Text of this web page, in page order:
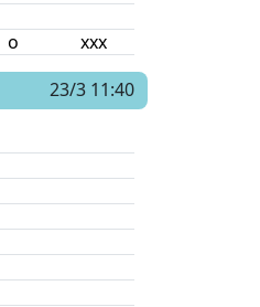
o xxx
23/3 11:40